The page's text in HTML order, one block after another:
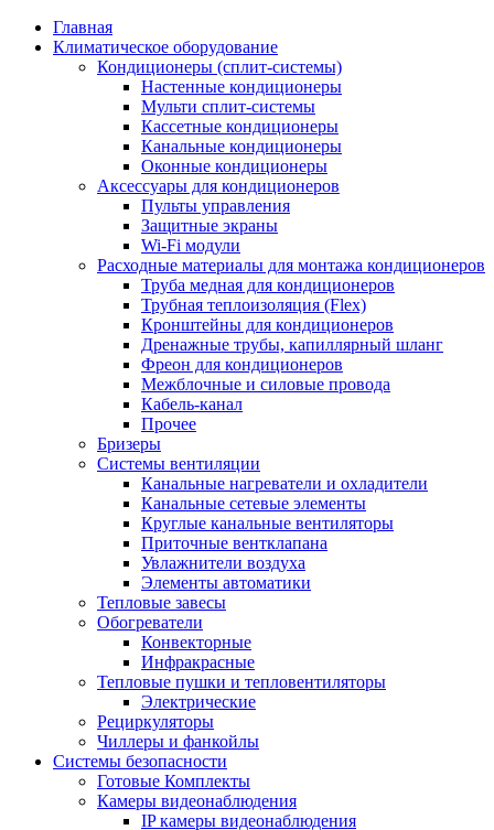
Главная
Климатическое оборудование
Кондиционеры (сплит-системы)
Настенные кондиционеры
Мульти сплит-системы
Кассетные кондиционеры
Канальные кондиционеры
Оконные кондиционеры
Аксессуары для кондиционеров
Пульты управления
Защитные экраны
Wi-Fi модули
Расходные материалы для монтажа кондиционеров
Труба медная для кондиционеров
Трубная теплоизоляция (Flex)
Кронштейны для кондиционеров
Дренажные трубы, капиллярный шланг
Фреон для кондиционеров
Межблочные и силовые провода
Кабель-канал
Прочее
Бризеры
Системы вентиляции
Канальные нагреватели и охладители
Канальные сетевые элементы
Круглые канальные вентиляторы
Приточные вентклапана
Увлажнители воздуха
Элементы автоматики
Тепловые завесы
Обогреватели
Конвекторные
Инфракрасные
Тепловые пушки и тепловентиляторы
Электрические
Рециркуляторы
Чиллеры и фанкойлы
Системы безопасности
Готовые Комплекты
Камеры видеонаблюдения
IP камеры видеонаблюдения